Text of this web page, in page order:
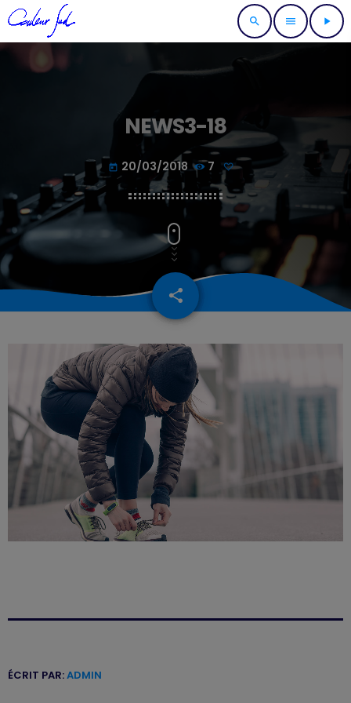
search menu play_arrow
NEWS3-18
today 20/03/2018 7
share
email
ÉCRIT PAR:ADMIN